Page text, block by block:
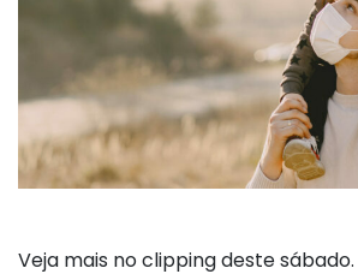
Veja mais no clipping deste sábado.